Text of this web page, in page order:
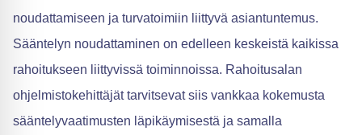
noudattamiseen ja turvatoimiin liittyvä asiantuntemus.
Sääntelyn noudattaminen on edelleen keskeistä kaikissa
rahoitukseen liittyvissä toiminnoissa. Rahoitusalan
ohjelmistokehittäjät tarvitsevat siis vankkaa kokemusta
sääntelyvaatimusten läpikäymisestä ja samalla